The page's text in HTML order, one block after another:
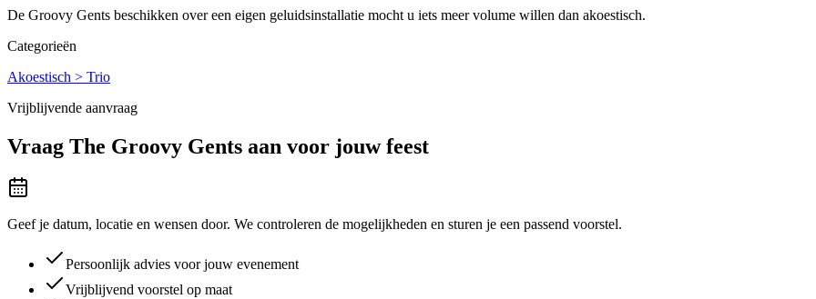
De Groovy Gents beschikken over een eigen geluidsinstallatie mocht u iets meer volume willen dan akoestisch.
Categorieën
Akoestisch > Trio
Vrijblijvende aanvraag
Vraag The Groovy Gents aan voor jouw feest
Geef je datum, locatie en wensen door. We controleren de mogelijkheden en sturen je een passend voorstel.
Persoonlijk advies voor jouw evenement
Vrijblijvend voorstel op maat